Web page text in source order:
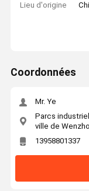
Lieu d'origine
Coordonnées
Mr. Ye
Parcs
ville de
13958801337